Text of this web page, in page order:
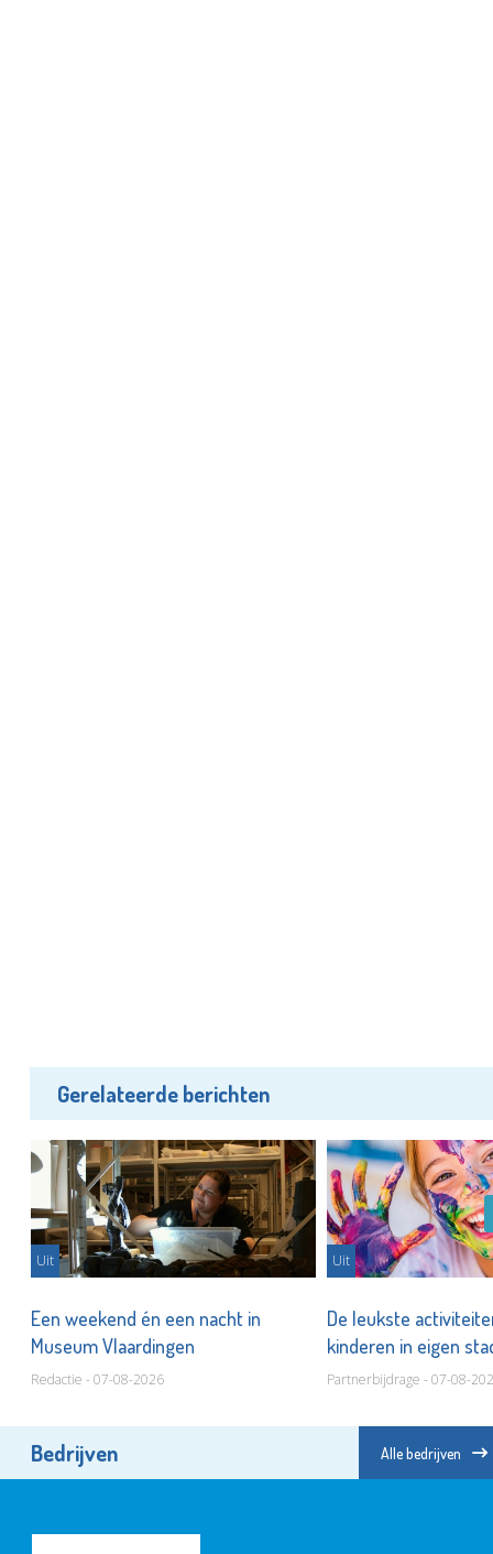
Gerelateerde berichten
Uit
Een weekend én een nacht in
Museum Vlaardingen
Redactie - 07-08-2026
Uit
De leukste
kinderen in eigen
Partnerbijdrage - 07-08-
Bedrijven Alle bedrijven